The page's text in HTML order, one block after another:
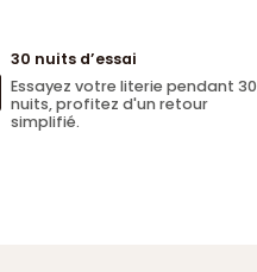
30 nuits d’essai
Essayez votre literie pendant 30
nuits, profitez d'un retour
simplifié.